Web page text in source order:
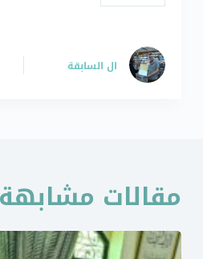
الالسابقة
مقالات مشابهة